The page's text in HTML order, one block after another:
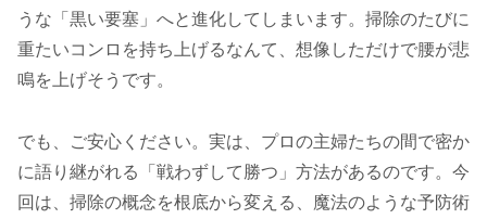
うな「黒い要塞」へと進化してしまいます。掃除のたびに
重たいコンロを持ち上げるなんて、想像しただけで腰が悲
鳴を上げそうです。
でも、ご安心ください。実は、プロの主婦たちの間で密か
に語り継がれる「戦わずして勝つ」方法があるのです。今
回は、掃除の概念を根底から変える、魔法のような予防術